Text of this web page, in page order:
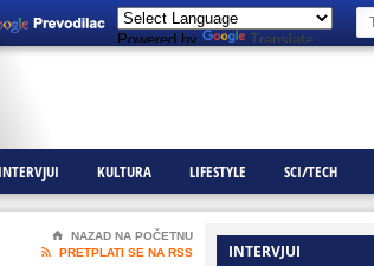
Powered by Translate
INTERVJUI KULTURA LIFESTYLE SCI/TECH
⌂
NAZAD NA POČETNU

PRETPLATI SE NA RSS INTERVJUI